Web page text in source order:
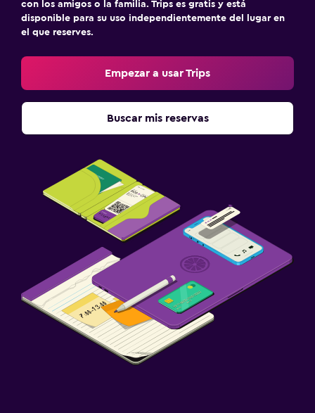
con los amigos o la familia. Trips es gratis y está
disponible para su uso independientemente del lugar en
el que reserves.
Empezar a usar Trips
Buscar mis reservas